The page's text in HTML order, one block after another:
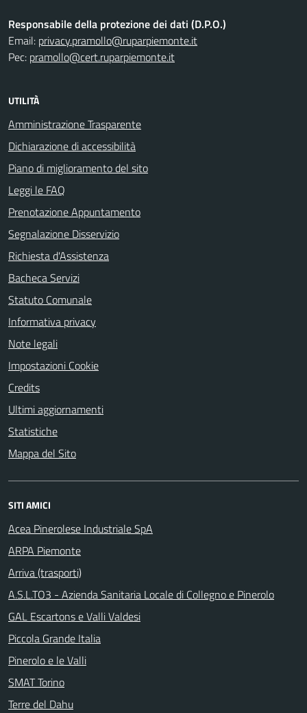
Responsabile della protezione dei dati (D.P.O.)
Email: privacy.pramollo@ruparpiemonte.it
Pec: pramollo@cert.ruparpiemonte.it
UTILITÀ
Amministrazione Trasparente
Dichiarazione di accessibilità
Piano di miglioramento del sito
Leggi le FAQ
Prenotazione Appuntamento
Segnalazione Disservizio
Richiesta d'Assistenza
Bacheca Servizi
Statuto Comunale
Informativa privacy
Note legali
Impostazioni Cookie
Credits
Ultimi aggiornamenti
Statistiche
Mappa del Sito
SITI AMICI
Acea Pinerolese Industriale SpA
ARPA Piemonte
Arriva (trasporti)
A.S.L.TO3 - Azienda Sanitaria Locale di Collegno e Pinerolo
GAL Escartons e Valli Valdesi
Piccola Grande Italia
Pinerolo e le Valli
SMAT Torino
Terre del Dahu